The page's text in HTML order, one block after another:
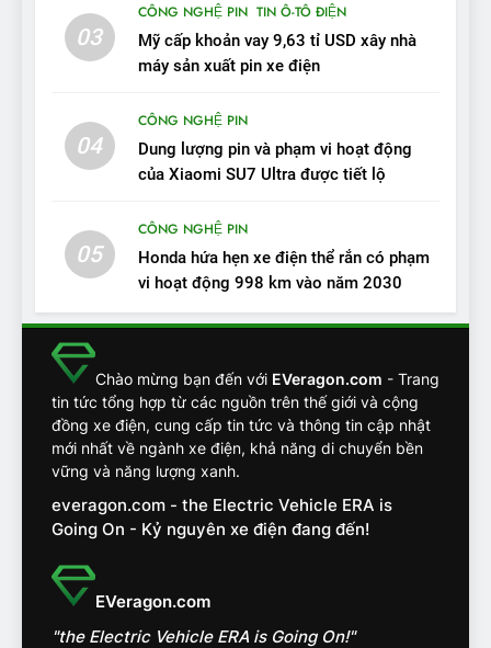
Người dùng nhận xét về
VinFast VF7: Độ hoàn thiện
đồng
12
VinFast VF7 – Mẫu xe cá
ĐÁNH GIÁ XE
Chuyên gia tiết lộ bài test
đối về an toàn trên VinFast
VF8
ĐÁNH GIÁ XE
14
VinFast VF7 đang bỏ xa
như thế nào?
ĐÁNH GIÁ XE
15
‘cảnh vệ’ ADAS, ‘trợ lý’ ViVi
trên ngàn dặm đường
CÔNG NGHỆ AI, TỰ LÁI, ADAS,
03
CÔNG NGHỆ PIN TIN Ô-TÔ ĐIỆN
Mỹ cấp khoản vay 9,63 tỉ USD xây nhà
máy sản xuất pin xe điện
04
CÔNG NGHỆ PIN
Dung lượng pin và phạm vi hoạt động
của Xiaomi SU7 Ultra được tiết lộ
05
CÔNG NGHỆ PIN
Honda hứa hẹn xe điện thể rắn có phạm
vi hoạt động 998 km vào năm 2030
Chào mừng bạn đến với EVeragon.com - Trang
tin tức tổng hợp từ các nguồn trên thế giới và cộng
đồng xe điện, cung cấp tin tức và thông tin cập nhật
mới nhất về ngành xe điện, khả năng di chuyển bền
vững và năng lượng xanh.
everagon.com - the Electric Vehicle ERA is
Going On - Kỷ nguyên xe điện đang đến!
EVeragon.com
"the Electric Vehicle ERA is Going On!"